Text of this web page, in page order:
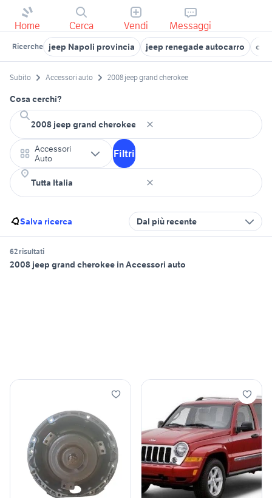
Home Cerca Vendi Messaggi
Ricerche jeep Napoli provincia jeep renegade autocarro
Subito Accessori auto 2008 jeep grand cherokee
Cosa cerchi?
Accessori
Auto
Filtri
Salva ricerca Dal più recente
62 risultati
2008 jeep grand cherokee in Accessori auto